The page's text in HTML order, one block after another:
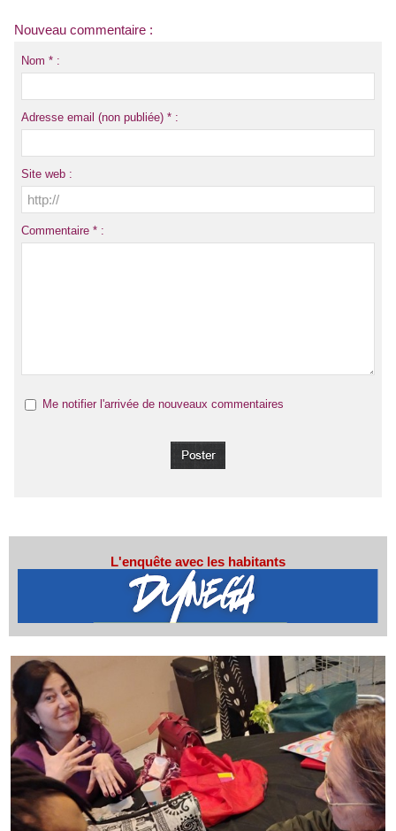
Nouveau commentaire :
Nom * :
Adresse email (non publiée) * :
Site web :
Commentaire * :
Me notifier l'arrivée de nouveaux commentaires
L'enquête avec les habitants